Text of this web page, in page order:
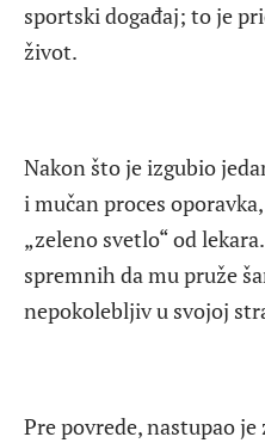
sportski događaj; to je
život.
Nakon što je izgubio
i mučan proces
„zeleno svetlo“ od
spremnih da mu pruže
nepokolebljiv u svojoj
Pre povrede, nastupao je